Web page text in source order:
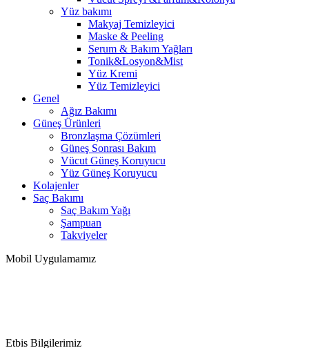
Yüz bakımı
Makyaj Temizleyici
Maske & Peeling
Serum & Bakım Yağları
Tonik&Losyon&Mist
Yüz Kremi
Yüz Temizleyici
Genel
Ağız Bakımı
Güneş Ürünleri
Bronzlaşma Çözümleri
Güneş Sonrası Bakım
Vücut Güneş Koruyucu
Yüz Güneş Koruyucu
Kolajenler
Saç Bakımı
Saç Bakım Yağı
Şampuan
Takviyeler
Mobil Uygulamamız
Etbis Bilgilerimiz